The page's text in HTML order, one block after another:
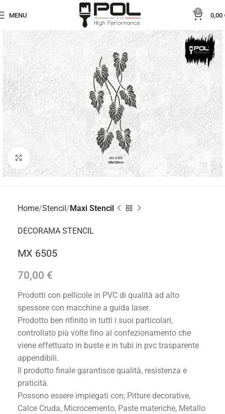
MENU
0
0,00
Click to enlarge
Home Stencil Maxi Stencil
DECORAMA STENCIL
MX 6505
70,00 €
Prodotti con pellicole in PVC di qualità ad alto
spessore con macchine a guida laser.
Prodotto ben rifinito in tutti i suoi particolari,
controllato più volte fino al confezionamento che
viene effettuato in buste e in tubi in pvc trasparente
appendibili.
Il prodotto finale garantisce qualità, resistenza e
praticità.
Possono essere impiegati con; Pitture decorative,
Calce Cruda, Microcemento, Paste materiche, Metallo